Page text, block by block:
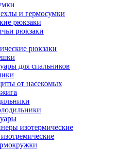
и гермосумки
рюкзаки
рюкзаки
рюкзаки
для спальников
от насекомых
изотермические